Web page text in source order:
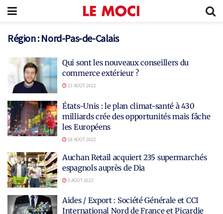
Région : Nord-Pas-de-Calais
Qui sont les nouveaux conseillers du
commerce extérieur ?
23 AOÛT 2022
États-Unis : le plan climat-santé à 430
milliards crée des opportunités mais fâche
les Européens
18 AOÛT 2022
Auchan Retail acquiert 235 supermarchés
espagnols auprès de Dia
3 AOÛT 2022
Aides / Export : Société Générale et CCI
International Nord de France et Picardie